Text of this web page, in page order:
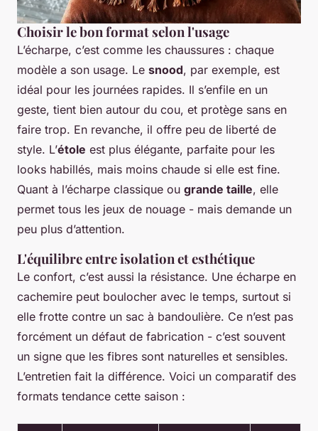
Choisir le bon format selon l'usage
L’écharpe, c’est comme les chaussures : chaque
modèle a son usage. Le snood, par exemple, est
idéal pour les journées rapides. Il s’enfile en un
geste, tient bien autour du cou, et protège sans en
faire trop. En revanche, il offre peu de liberté de
style. L’étole est plus élégante, parfaite pour les
looks habillés, mais moins chaude si elle est fine.
Quant à l’écharpe classique ou grande taille, elle
permet tous les jeux de nouage - mais demande un
peu plus d’attention.
L'équilibre entre isolation et esthétique
Le confort, c’est aussi la résistance. Une écharpe en
cachemire peut boulocher avec le temps, surtout si
elle frotte contre un sac à bandoulière. Ce n’est pas
forcément un défaut de fabrication - c’est souvent
un signe que les fibres sont naturelles et sensibles.
L’entretien fait la différence. Voici un comparatif des
formats tendance cette saison :